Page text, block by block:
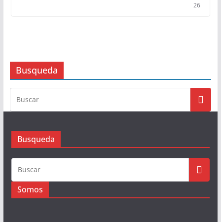
26
Busqueda
Busqueda
Somos